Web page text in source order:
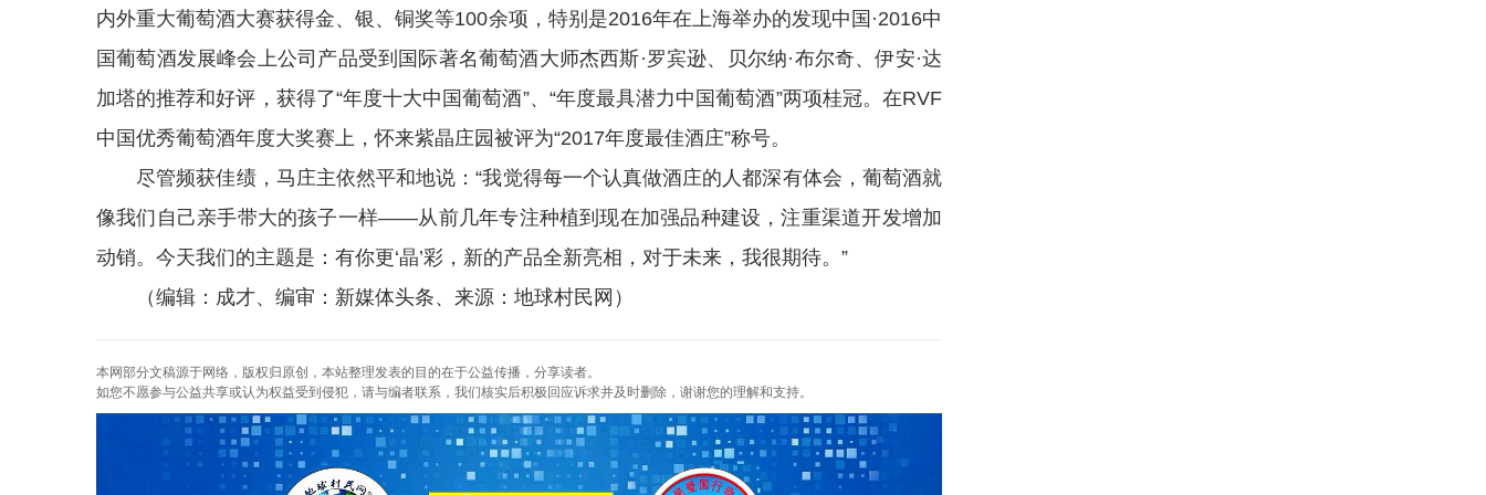
内外重大葡萄酒大赛获得金、银、铜奖等100余项，特别是2016年在上海举办的发现中国·2016中
国葡萄酒发展峰会上公司产品受到国际著名葡萄酒大师杰西斯·罗宾逊、贝尔纳·布尔奇、伊安·达
加塔的推荐和好评，获得了“年度十大中国葡萄酒”、“年度最具潜力中国葡萄酒”两项桂冠。在RVF
中国优秀葡萄酒年度大奖赛上，怀来紫晶庄园被评为“2017年度最佳酒庄”称号。
尽管频获佳绩，马庄主依然平和地说：“我觉得每一个认真做酒庄的人都深有体会，葡萄酒就
像我们自己亲手带大的孩子一样——从前几年专注种植到现在加强品种建设，注重渠道开发增加
动销。今天我们的主题是：有你更‘晶’彩，新的产品全新亮相，对于未来，我很期待。”
（编辑：成才、编审：新媒体头条、来源：地球村民网）
本网部分文稿源于网络，版权归原创，本站整理发表的目的在于公益传播，分享读者。
如您不愿参与公益共享或认为权益受到侵犯，请与编者联系，我们核实后积极回应诉求并及时删除，谢谢您的理解和支持。